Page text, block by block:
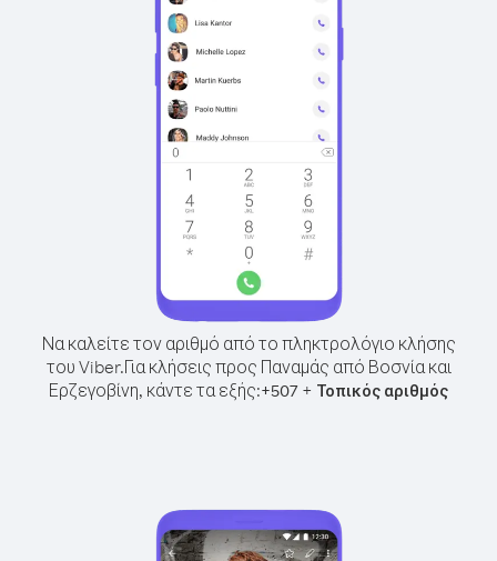
Να καλείτε τον αριθμό από το πληκτρολόγιο κλήσης
του Viber.Για κλήσεις προς Παναμάς από Βοσνία και
Ερζεγοβίνη, κάντε τα εξής:+507 + Τοπικός αριθμός